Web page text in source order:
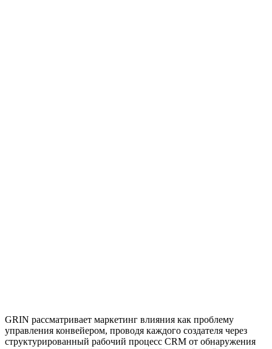
GRIN рассматривает маркетинг влияния как проблему
управления конвейером, проводя каждого создателя через
структурированный рабочий процесс CRM от обнаружения